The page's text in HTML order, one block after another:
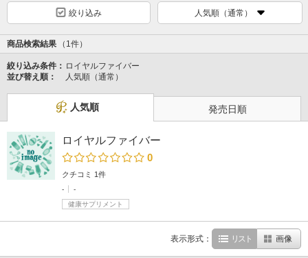
絞り込み 人気順（通常）
商品検索結果 （1件）
絞り込み条件： ロイヤルファイバー
並び替え順：
人気順（通常）
人気順 発売日順
ロイヤルファイバー
0
クチコミ 1件
-
-
健康サプリメント
表示形式： リスト 画像